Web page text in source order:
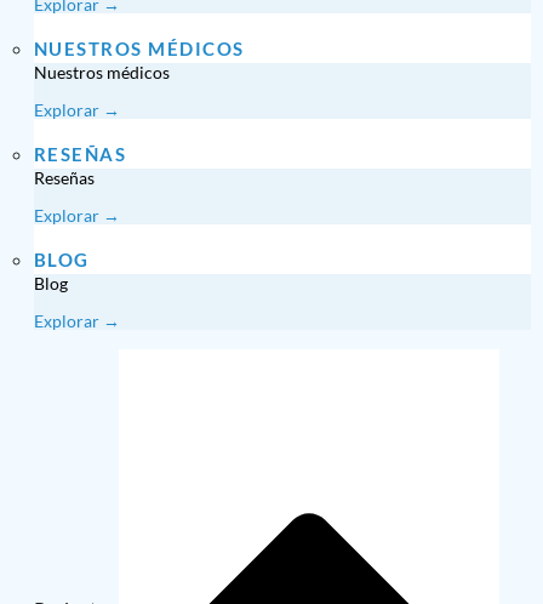
Explorar →
NUESTROS MÉDICOS
Nuestros médicos
Explorar →
RESEÑAS
Reseñas
Explorar →
BLOG
Blog
Explorar →